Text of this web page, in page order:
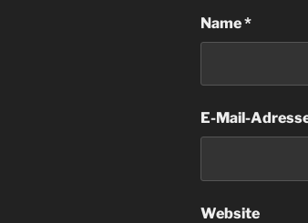
Name*
E-Mail-
Website